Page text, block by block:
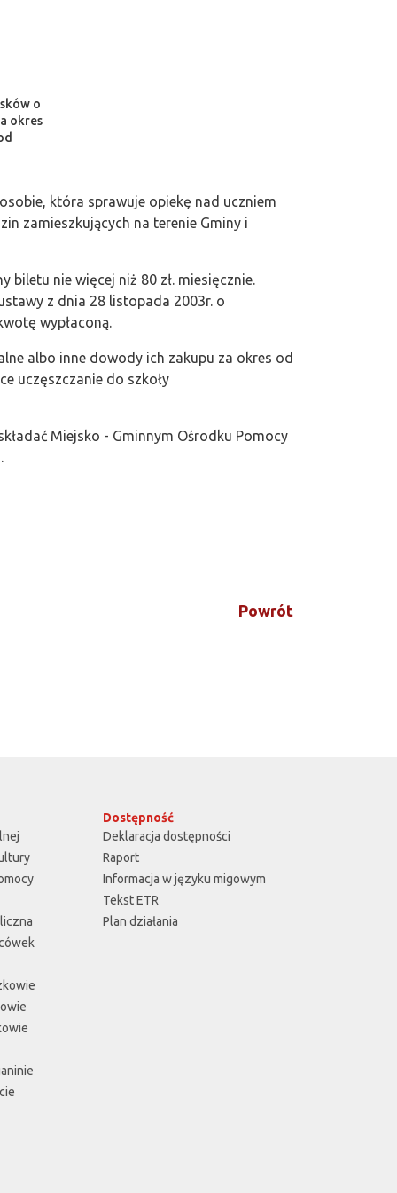
o
okres
która sprawuje opiekę nad uczniem
zamieszkujących na terenie Gminy i
biletu nie więcej niż 80 zł. miesięcznie.
z dnia 28 listopada 2003r. o
wypłaconą.
albo inne dowody ich zakupu za okres od
uczęszczanie do szkoły
Miejsko - Gminnym Ośrodku Pomocy
Powrót
Dostępność
Deklaracja dostępności
Raport
Informacja w języku migowym
Tekst ETR
Plan działania